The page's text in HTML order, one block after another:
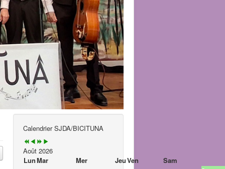
Calendrier SJDA/BICITUNA
Août 2026
LunMar Mer JeuVen Sam